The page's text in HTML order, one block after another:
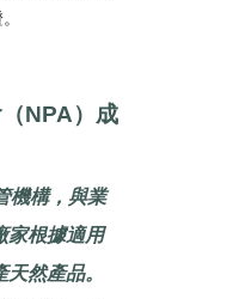
NPA）成
機構，與業
家根據適用
然產品。